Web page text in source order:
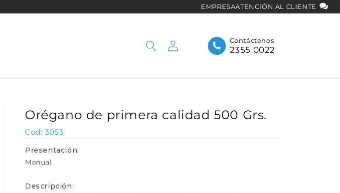
EMPRESAATENCIÓN AL CLIENTE
Iniciar
sesión
Contáctenos
2355 0022
Orégano de primera calidad 500 Grs.
SKU:
3053
Presentación:
Manual
Descripción: